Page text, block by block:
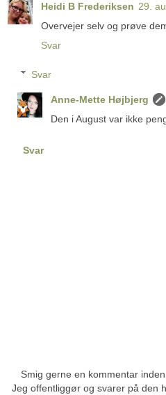
Heidi B Frederiksen 29.
Overvejer selv og prøve
Svar
Svar
Anne-Mette Højbjerg
Den i August var ikke
Svar
Smig gerne en kommentar
Jeg offentliggør og svarer på den